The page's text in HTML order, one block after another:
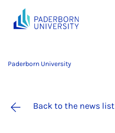
Paderborn University
Back to the news list